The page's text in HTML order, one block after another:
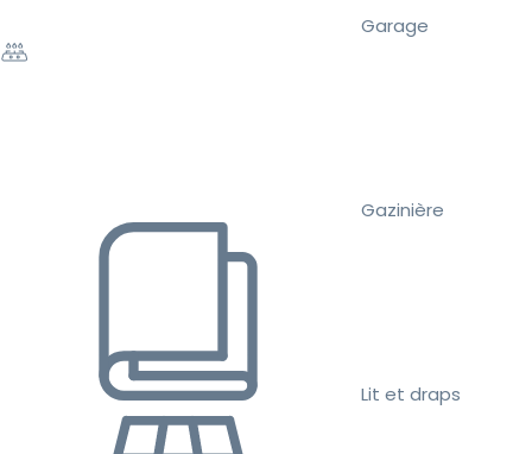
Garage
Gazinière
Lit et draps